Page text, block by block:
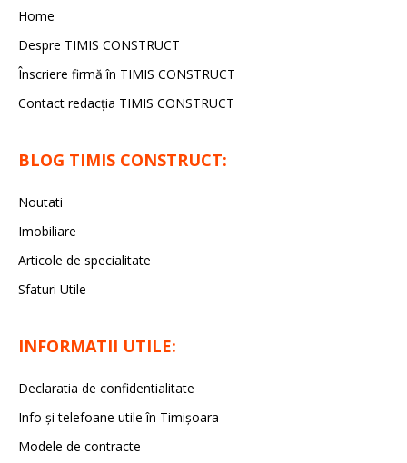
Home
Despre TIMIS CONSTRUCT
Înscriere firmă în TIMIS CONSTRUCT
Contact redacția TIMIS CONSTRUCT
BLOG TIMIS CONSTRUCT:
Noutati
Imobiliare
Articole de specialitate
Sfaturi Utile
INFORMATII UTILE:
Declaratia de confidentialitate
Info și telefoane utile în Timișoara
Modele de contracte